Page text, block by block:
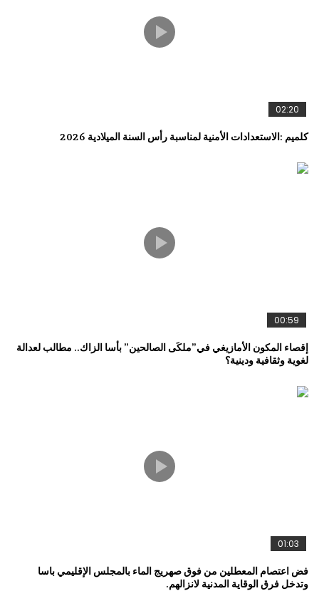
02:20
كلميم :الاستعدادات الأمنية لمناسبة رأس السنة الميلادية 2026
00:59
إقصاء المكون الأمازيغي في”ملكَى الصالحين” بأسا الزاك.. مطالب لعدالة
لغوية وثقافية ودينية؟
01:03
فض اعتصام المعطلين من فوق صهريج الماء بالمجلس الإقليمي باسا
وتدخل فرق الوقاية المدنية لانزالهم.